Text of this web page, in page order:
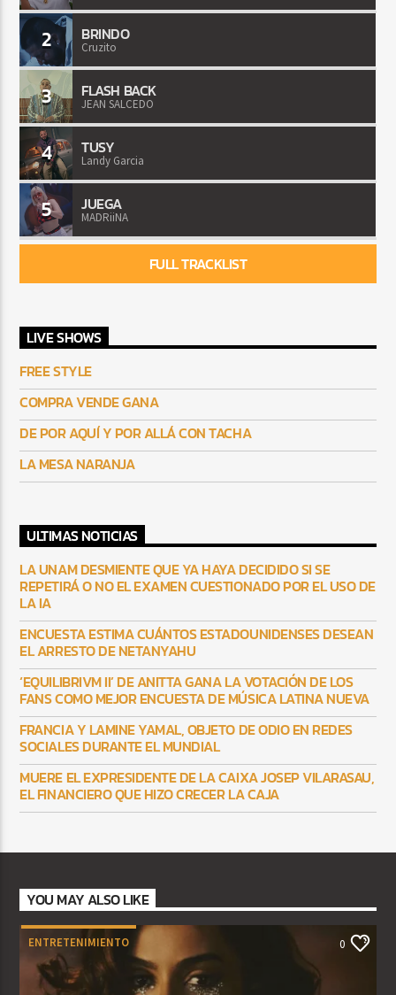
2 BRINDO
Cruzito
3 FLASH BACK
JEAN SALCEDO
4 TUSY
Landy Garcia
5 JUEGA
MADRiiNA
FULL TRACKLIST
LIVE SHOWS
FREE STYLE
COMPRA VENDE GANA
DE POR AQUÍ Y POR ALLÁ CON TACHA
LA MESA NARANJA
ULTIMAS NOTICIAS
LA UNAM DESMIENTE QUE YA HAYA DECIDIDO SI SE
REPETIRÁ O NO EL EXAMEN CUESTIONADO POR EL USO DE
LA IA
ENCUESTA ESTIMA CUÁNTOS ESTADOUNIDENSES DESEAN
EL ARRESTO DE NETANYAHU
‘EQUILIBRIVM II’ DE ANITTA GANA LA VOTACIÓN DE LOS
FANS COMO MEJOR ENCUESTA DE MÚSICA LATINA NUEVA
FRANCIA Y LAMINE YAMAL, OBJETO DE ODIO EN REDES
SOCIALES DURANTE EL MUNDIAL
MUERE EL EXPRESIDENTE DE LA CAIXA JOSEP VILARASAU,
EL FINANCIERO QUE HIZO CRECER LA CAJA
YOU MAY ALSO LIKE
ENTRETENIMIENTO 0